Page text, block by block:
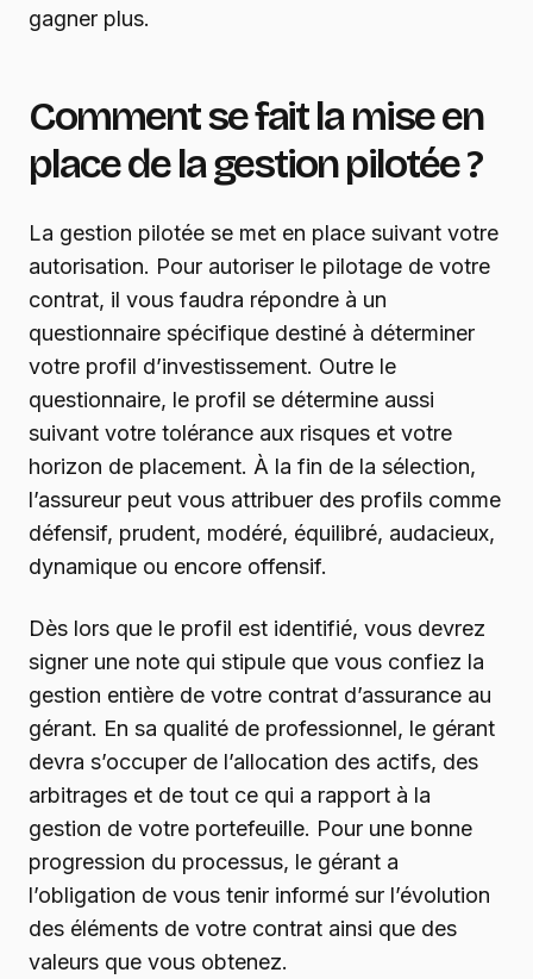
gagner plus.
Comment se fait la mise en
place de la gestion pilotée ?
La gestion pilotée se met en place suivant votre
autorisation. Pour autoriser le pilotage de votre
contrat, il vous faudra répondre à un
questionnaire spécifique destiné à déterminer
votre profil d’investissement. Outre le
questionnaire, le profil se détermine aussi
suivant votre tolérance aux risques et votre
horizon de placement. À la fin de la sélection,
l’assureur peut vous attribuer des profils comme
défensif, prudent, modéré, équilibré, audacieux,
dynamique ou encore offensif.
Dès lors que le profil est identifié, vous devrez
signer une note qui stipule que vous confiez la
gestion entière de votre contrat d’assurance au
gérant. En sa qualité de professionnel, le gérant
devra s’occuper de l’allocation des actifs, des
arbitrages et de tout ce qui a rapport à la
gestion de votre portefeuille. Pour une bonne
progression du processus, le gérant a
l’obligation de vous tenir informé sur l’évolution
des éléments de votre contrat ainsi que des
valeurs que vous obtenez.